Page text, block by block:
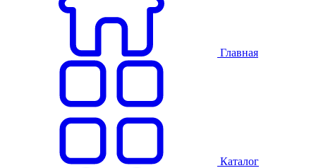
Главная
Каталог